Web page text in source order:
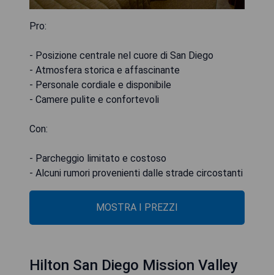
Pro:
- Posizione centrale nel cuore di San Diego
- Atmosfera storica e affascinante
- Personale cordiale e disponibile
- Camere pulite e confortevoli
Con:
- Parcheggio limitato e costoso
- Alcuni rumori provenienti dalle strade circostanti
MOSTRA I PREZZI
Hilton San Diego Mission Valley